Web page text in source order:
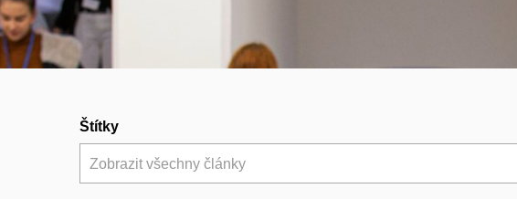
Štítky
Zobrazit všechny články